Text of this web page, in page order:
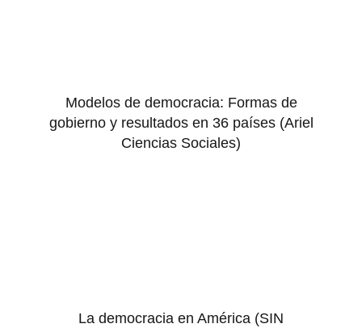
Modelos de democracia: Formas de
gobierno y resultados en 36 países (Ariel
Ciencias Sociales)
La democracia en América (SIN